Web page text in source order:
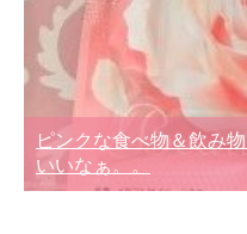
ピンクな食べ物＆飲み
いいなぁ。。